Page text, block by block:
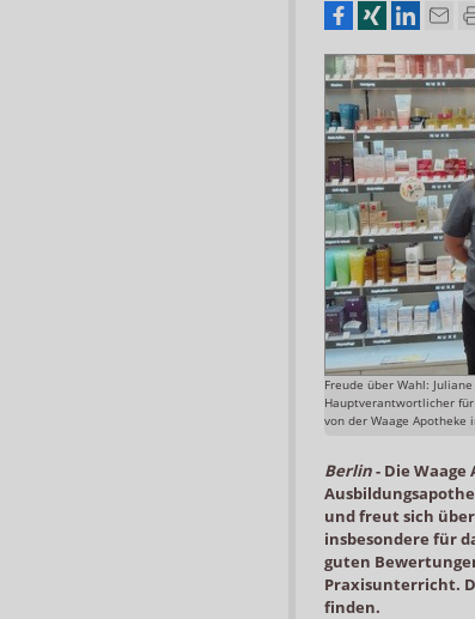
Freude über Wahl:
Hauptverantwortlicher für
von der Waage Apotheke
Berlin- Die
und freut sich
insbesondere für
guten
Praxisunterricht.
finden.